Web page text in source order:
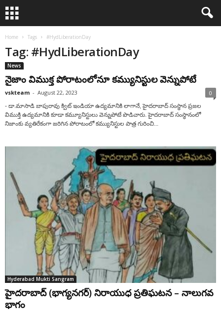
Home Tags #HydLiberationDay
Tag: #HydLiberationDay
News
నైజాం విముక్త పోరాటంలోనూ కమ్యునిస్టుల‌ వెన్నుపోటే
vskteam - August 22, 2023 0
- డా.మాసాడి బాపురావు క్విట్ ఇండియా ఉద్యమానికి లాగానే, హైదరాబాద్ సంస్థాన ప్రజల
విముక్తి ఉద్యమానికి కూడా కమ్యూనిస్టులు వెన్నుపోటే పొడిచారు. హైదరాబాద్ సంస్థానంలో
నిజాంకు వ్యతిరేకంగా జరిగిన పోరాటంలో కమ్యునిస్టుల పాత్ర గురించి...
Hyderabad Mukti Sangram
హైద‌రాబాద్ (భాగ్య‌న‌గ‌ర్‌) నిరాయుధ ప్ర‌తిఘ‌ట‌న‌ – నాలుగవ
భాగం